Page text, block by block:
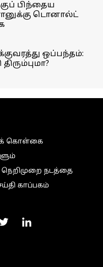
பிந்தைய
டொனால்ட்
ஒப்பந்தம்:
கொள்கை
நெறிமுறை நடத்தை
காப்பகம்